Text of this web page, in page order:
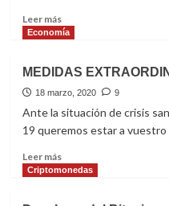
de
dividendos?
Leer másLeer
más
Bitcoin
ha
tomado
puede
volver
Economía
MEDIDAS
18 marzo, 2020 9
Ante la situación de crisis
19 queremos estar a vuestro
Leer másLeer
más
Criptomonedas